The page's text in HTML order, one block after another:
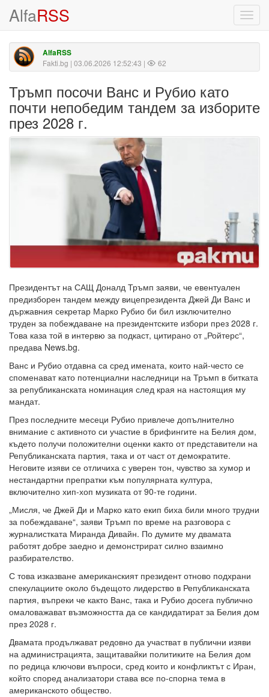
AlfaRSS
AlfaRSS
Fakti.bg | 03.06.2026 12:52:43 | 62
Тръмп посочи Ванс и Рубио като
почти непобедим тандем за изборите
през 2028 г.
Президентът на САЩ Доналд Тръмп заяви, че евентуален
предизборен тандем между вицепрезидента Джей Ди Ванс и
държавния секретар Марко Рубио би бил изключително
труден за побеждаване на президентските избори през 2028 г.
Това каза той в интервю за подкаст, цитирано от „Ройтерс“,
предава News.bg.
Ванс и Рубио отдавна са сред имената, които най-често се
споменават като потенциални наследници на Тръмп в битката
за републиканската номинация след края на настоящия му
мандат.
През последните месеци Рубио привлече допълнително
внимание с активното си участие в брифингите на Белия дом,
където получи положителни оценки както от представители на
Републиканската партия, така и от част от демократите.
Неговите изяви се отличиха с уверен тон, чувство за хумор и
нестандартни препратки към популярната култура,
включително хип-хоп музиката от 90-те години.
„Мисля, че Джей Ди и Марко като екип биха били много трудни
за побеждаване“, заяви Тръмп по време на разговора с
журналистката Миранда Дивайн. По думите му двамата
работят добре заедно и демонстрират силно взаимно
разбирателство.
С това изказване американският президент отново подхрани
спекулациите около бъдещото лидерство в Републиканската
партия, въпреки че както Ванс, така и Рубио досега публично
омаловажават възможността да се кандидатират за Белия дом
през 2028 г.
Двамата продължават редовно да участват в публични изяви
на администрацията, защитавайки политиките на Белия дом
по редица ключови въпроси, сред които и конфликтът с Иран,
който според анализатори става все по-спорна тема в
американското общество.